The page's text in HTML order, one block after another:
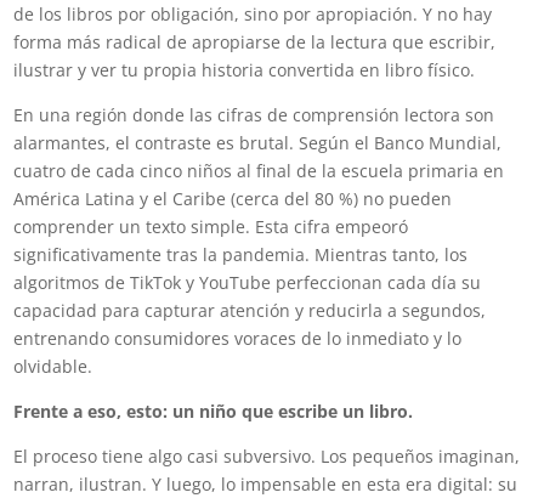
de los libros por obligación, sino por apropiación. Y no hay
forma más radical de apropiarse de la lectura que escribir,
ilustrar y ver tu propia historia convertida en libro físico.
En una región donde las cifras de comprensión lectora son
alarmantes, el contraste es brutal. Según el Banco Mundial,
cuatro de cada cinco niños al final de la escuela primaria en
América Latina y el Caribe (cerca del 80 %) no pueden
comprender un texto simple. Esta cifra empeoró
significativamente tras la pandemia. Mientras tanto, los
algoritmos de TikTok y YouTube perfeccionan cada día su
capacidad para capturar atención y reducirla a segundos,
entrenando consumidores voraces de lo inmediato y lo
olvidable.
Frente a eso, esto: un niño que escribe un libro.
El proceso tiene algo casi subversivo. Los pequeños imaginan,
narran, ilustran. Y luego, lo impensable en esta era digital: su